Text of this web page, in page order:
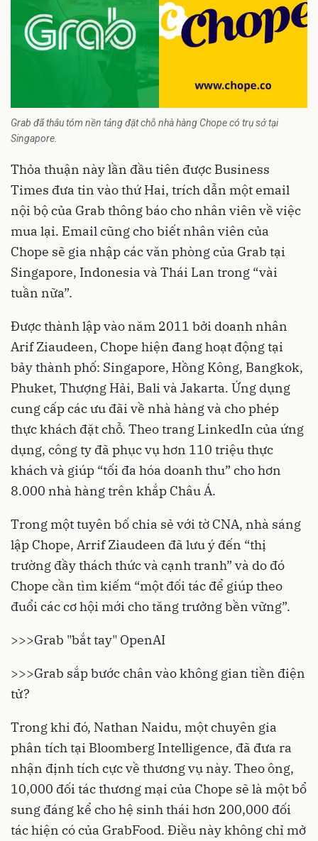
Grab đã thâu tóm nền tảng đặt chỗ nhà hàng Chope có trụ sở tại
Singapore.
Thỏa thuận này lần đầu tiên được Business
Times đưa tin vào thứ Hai, trích dẫn một email
nội bộ của Grab thông báo cho nhân viên về việc
mua lại. Email cũng cho biết nhân viên của
Chope sẽ gia nhập các văn phòng của Grab tại
Singapore, Indonesia và Thái Lan trong “vài
tuần nữa”.
Được thành lập vào năm 2011 bởi doanh nhân
Arif Ziaudeen, Chope hiện đang hoạt động tại
bảy thành phố: Singapore, Hồng Kông, Bangkok,
Phuket, Thượng Hải, Bali và Jakarta. Ứng dụng
cung cấp các ưu đãi về nhà hàng và cho phép
thực khách đặt chỗ. Theo trang LinkedIn của ứng
dụng, công ty đã phục vụ hơn 110 triệu thực
khách và giúp “tối đa hóa doanh thu” cho hơn
8.000 nhà hàng trên khắp Châu Á.
Trong một tuyên bố chia sẻ với tờ CNA, nhà sáng
lập Chope, Arrif Ziaudeen đã lưu ý đến “thị
trường đầy thách thức và cạnh tranh” và do đó
Chope cần tìm kiếm “một đối tác để giúp theo
đuổi các cơ hội mới cho tăng trưởng bền vững”.
>>>Grab "bắt tay" OpenAI
>>>Grab sắp bước chân vào không gian tiền điện
tử?
Trong khi đó, Nathan Naidu, một chuyên gia
phân tích tại Bloomberg Intelligence, đã đưa ra
nhận định tích cực về thương vụ này. Theo ông,
10,000 đối tác thương mại của Chope sẽ là một bổ
sung đáng kể cho hệ sinh thái hơn 200,000 đối
tác hiện có của GrabFood. Điều này không chỉ mở